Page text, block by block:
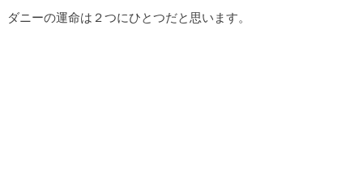
ダニーの運命は２つにひとつだと思います。